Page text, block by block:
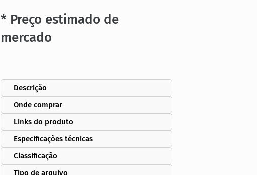
* Preço estimado de
mercado
Descrição
Onde comprar
Links do produto
Especificações técnicas
Classificação
Tipo de arquivo